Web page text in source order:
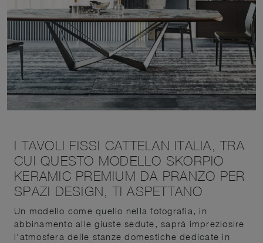
I TAVOLI FISSI CATTELAN ITALIA, TRA
CUI QUESTO MODELLO SKORPIO
KERAMIC PREMIUM DA PRANZO PER
SPAZI DESIGN, TI ASPETTANO
Un modello come quello nella fotografia, in
abbinamento alle giuste sedute, saprà impreziosire
l'atmosfera delle stanze domestiche dedicate in